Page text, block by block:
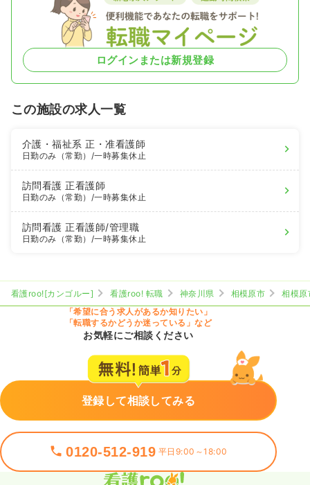
ログインまたは新規登録
この施設の求人一覧
介護・福祉系正・准看護師
日勤のみ（常勤） /一時募集休止
訪問看護正看護師
日勤のみ（常勤） /一時募集休止
訪問看護正看護師/管理職
日勤のみ（常勤） /一時募集休止
看護roo![カンゴルー] 看護roo! 転職 神奈川県 相模原市
相模原
「希望に合う求人があるか知りたい」
「転職するかどうか迷っている」など
お気軽にご相談ください
登録して相談してみる
0120-512-919 平日9:00～18:00